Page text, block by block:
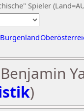
Spieler
Burgenland
)